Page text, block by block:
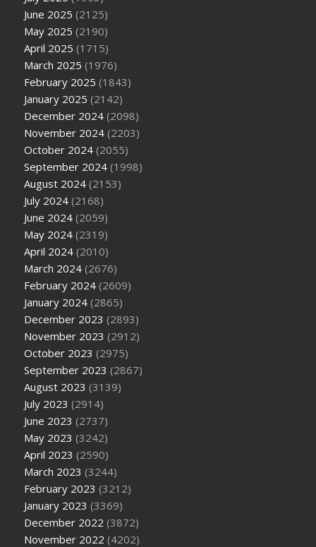
June 2025 (2125)
May 2025 (2190)
April 2025 (1715)
March 2025 (1976)
February 2025 (1843)
January 2025 (2142)
December 2024 (2098)
November 2024 (2203)
October 2024 (2055)
September 2024 (1998)
August 2024 (2153)
July 2024 (2168)
June 2024 (2059)
May 2024 (2319)
April 2024 (2010)
March 2024 (2676)
February 2024 (2609)
January 2024 (2865)
December 2023 (2893)
November 2023 (2912)
October 2023 (2975)
September 2023 (2867)
August 2023 (3139)
July 2023 (2914)
June 2023 (2737)
May 2023 (3242)
April 2023 (2590)
March 2023 (3244)
February 2023 (3212)
January 2023 (3369)
December 2022 (3872)
November 2022 (4202)